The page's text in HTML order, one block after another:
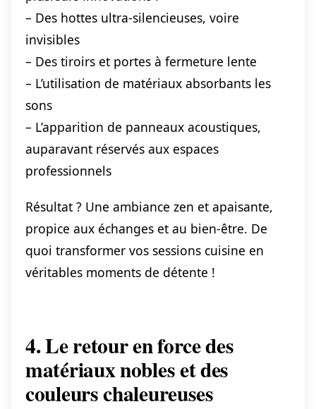
– Des hottes ultra-silencieuses, voire
invisibles
– Des tiroirs et portes à fermeture lente
– L’utilisation de matériaux absorbants les
sons
– L’apparition de panneaux acoustiques,
auparavant réservés aux espaces
professionnels
Résultat ? Une ambiance zen et apaisante,
propice aux échanges et au bien-être. De
quoi transformer vos sessions cuisine en
véritables moments de détente !
4. Le retour en force des
matériaux nobles et des
couleurs chaleureuses